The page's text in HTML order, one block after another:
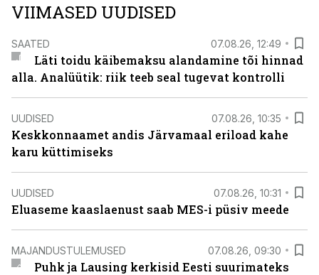
VIIMASED UUDISED
SAATED 07.08.26, 12:49
Läti toidu käibemaksu alandamine tõi hinnad
alla. Analüütik: riik teeb seal tugevat kontrolli
UUDISED 07.08.26, 10:35
Keskkonnaamet andis Järvamaal eriload kahe
karu küttimiseks
UUDISED 07.08.26, 10:31
Eluaseme kaaslaenust saab MES-i püsiv meede
MAJANDUSTULEMUSED 07.08.26, 09:30
Puhk ja Lausing kerkisid Eesti suurimateks